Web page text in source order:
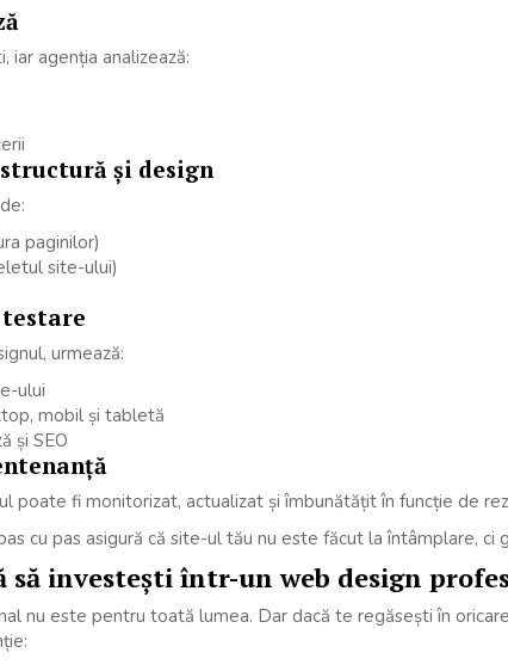
iar agenția analizează:
și design
paginilor)
site-ului)
urmează:
ului
mobil și tabletă
și SEO
poate fi monitorizat, actualizat și îmbunătățit în funcție de
cu pas asigură că site-ul tău nu este făcut la întâmplare, ci
să investești într-un web design
nu este pentru toată lumea. Dar dacă te regăsești în